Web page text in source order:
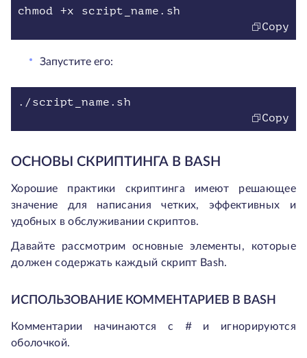
chmod +x script_name.sh
Copy
Запустите его:
./script_name.sh
Copy
ОСНОВЫ СКРИПТИНГА В BASH
Хорошие практики скриптинга имеют решающее
значение для написания четких, эффективных и
удобных в обслуживании скриптов.
Давайте рассмотрим основные элементы, которые
должен содержать каждый скрипт Bash.
ИСПОЛЬЗОВАНИЕ КОММЕНТАРИЕВ В BASH
Комментарии начинаются с #
и игнорируются
оболочкой.